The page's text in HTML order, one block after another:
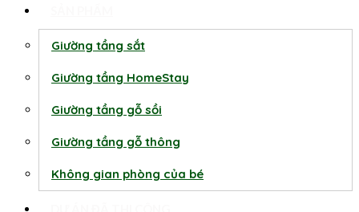
Giường tầng sắt
Giường tầng HomeStay
Giường tầng gỗ sồi
Giường tầng gỗ thông
Không gian phòng của bé